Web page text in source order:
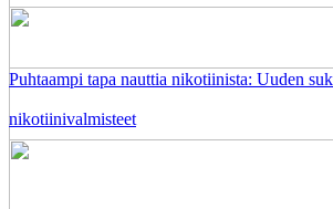
Puhtaampi tapa nauttia nikotiinista: Uuden
nikotiinivalmisteet